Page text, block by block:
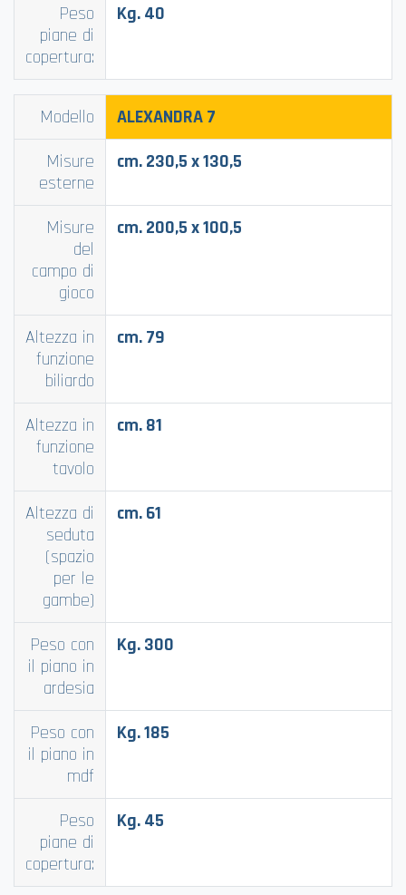
Peso
piane di
copertura:
Kg. 40
Modello ALEXANDRA7
Misure
esterne
cm. 230,5 x 130,5
Misure
del
campo di
gioco
cm. 200,5 x 100,5
Altezza in
funzione
biliardo
cm. 79
Altezza in
funzione
tavolo
cm. 81
Altezza di
seduta
(spazio
per le
gambe)
cm. 61
Peso con
il piano in
ardesia
Kg. 300
Peso con
il piano in
mdf
Kg. 185
Peso
piane di
copertura:
Kg. 45